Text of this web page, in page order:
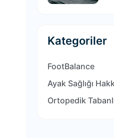
Kategoriler
FootBalance
Ayak Sağlığı
Ortopedik